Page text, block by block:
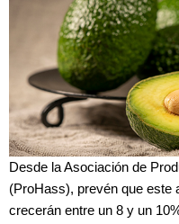
Desde la Asociación de
(ProHass), prevén que este
crecerán entre un 8 y un